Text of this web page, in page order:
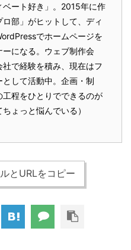
ベート好き」。2015年に作
部」がヒットして、ディ
でホームページを
になる。ウェブ制作会
で経験を積み、現在はフ
して活動中。企画・制
程をひとりでできるのが
ょっと悩んでいる）
とURLをコピー